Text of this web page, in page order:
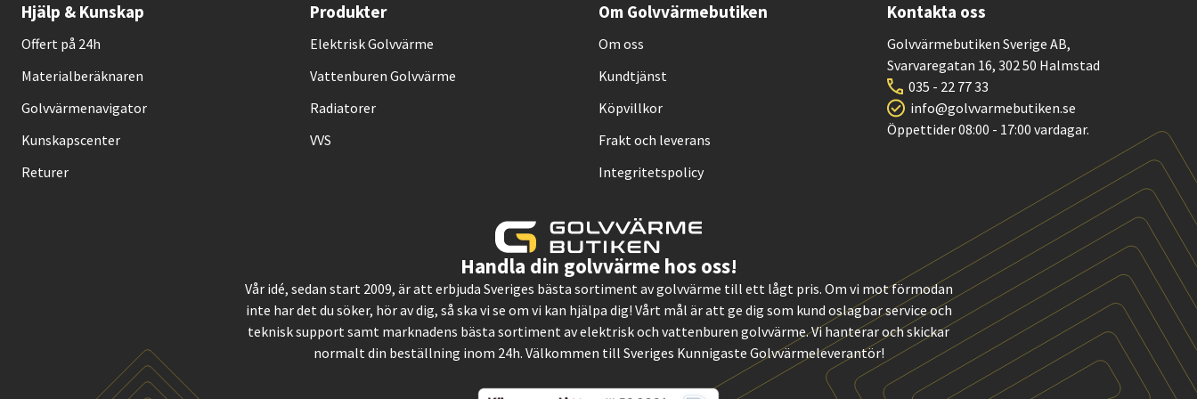
Hjälp & Kunskap
Offert på 24h
Materialberäknaren
Golvvärmenavigator
Kunskapscenter
Returer
Produkter
Elektrisk Golvvärme
Vattenburen Golvvärme
Radiatorer
VVS
Om Golvvärmebutiken
Om oss
Kundtjänst
Köpvillkor
Frakt och leverans
Integritetspolicy
Kontakta oss
Golvvärmebutiken Sverige AB,
Svarvaregatan 16, 302 50 Halmstad
035 - 22 77 33
info@golvvarmebutiken.se
Öppettider 08:00 - 17:00 vardagar.
Handla din golvvärme hos oss!
Vår idé, sedan start 2009, är att erbjuda Sveriges bästa sortiment av golvvärme till ett lågt pris. Om vi mot förmodan
inte har det du söker, hör av dig, så ska vi se om vi kan hjälpa dig! Vårt mål är att ge dig som kund oslagbar service och
teknisk support samt marknadens bästa sortiment av elektrisk och vattenburen golvvärme. Vi hanterar och skickar
normalt din beställning inom 24h. Välkommen till Sveriges Kunnigaste Golvvärmeleverantör!